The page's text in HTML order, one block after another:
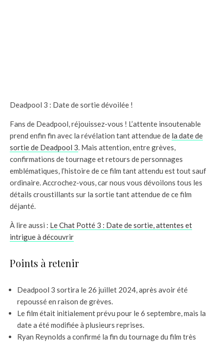
Deadpool 3 : Date de sortie dévoilée !
Fans de Deadpool, réjouissez-vous ! L’attente insoutenable
prend enfin fin avec la révélation tant attendue de la date de
sortie de Deadpool 3 . Mais attention, entre grèves,
confirmations de tournage et retours de personnages
emblématiques, l’histoire de ce film tant attendu est tout sauf
ordinaire. Accrochez-vous, car nous vous dévoilons tous les
détails croustillants sur la sortie tant attendue de ce film
déjanté.
À lire aussi : Le Chat Potté 3 : Date de sortie, attentes et
intrigue à découvrir
Points à retenir
Deadpool 3 sortira le 26 juillet 2024, après avoir été
repoussé en raison de grèves.
Le film était initialement prévu pour le 6 septembre, mais la
date a été modifiée à plusieurs reprises.
Ryan Reynolds a confirmé la fin du tournage du film très